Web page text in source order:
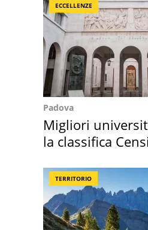
ECCELLENZE
Padova
Migliori
la classifica
TERRITORIO